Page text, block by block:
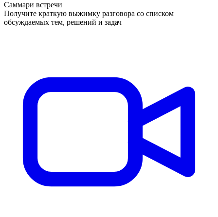
Саммари встречи
Получите краткую выжимку разговора со списком
обсуждаемых тем, решений и задач